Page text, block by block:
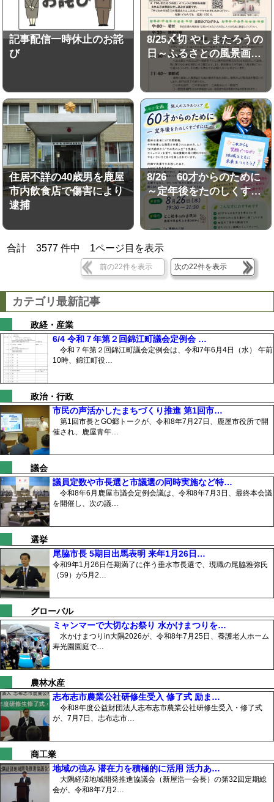
記事配信一時休止のお詫
び
8/25〆切 やしまたろうの
日～ふるさとの風景画…
住居不詳の40歳男を鹿屋
市内飲食店で傷害により
逮捕
8/26 60才からのために
～定年後をたのしくす…
合計3577 件中 1ページ目を表示
前の22件を表示 次の22件を表示
カテゴリ最新記事
政経・産業
6/4 令和７年第２回錦江町議会定例会 …
令和７年第２回錦江町議会定例会は、令和7年6月4日（水） 午前
10時、錦江町役…
政治・行政
市民の声活かしたまちづくり推進 第1回市…
第1回市長とGO郷トークが、令和8年7月27日、鹿屋市役所で開
催され、鹿屋青年…
議会
議員定数や市長選と市議選の同時実施など特…
令和8年6月鹿屋市議会定例会議は、令和8年7月3日、最終本会議
を開催し、次の議…
選挙
尾脇市長 5期目出馬表明 来年1月26日…
令和9年1月26日任期満了に伴う垂水市長選で、現職の尾脇雅弥氏
（59）が5月2…
グローバル
ミャンマーで大切なお祭り 水かけまつりを…
水かけまつりin大隅2026が、令和8年7月25日、養護老人ホーム
寿光園園庭で…
農林水産
志布志市農業公社研修生受入 修了式 励ま…
令和8年度公益財団法人志布志市農業公社研修生受入・修了式
が、7月7日、志布志市…
商工業
地域の強み 潜在力を積極的に活用 活力あ…
大隅経済地域開発推進協議会（新屋浩一会長）の第32回定期総
会が、令和8年7月2…